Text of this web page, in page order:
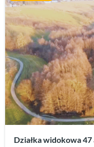
Działka widokowa